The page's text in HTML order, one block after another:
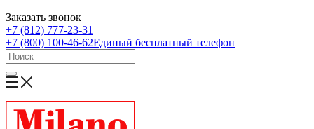
Заказать звонок
+7 (812) 777-23-31
+7 (800) 100-46-62Единый бесплатный телефон